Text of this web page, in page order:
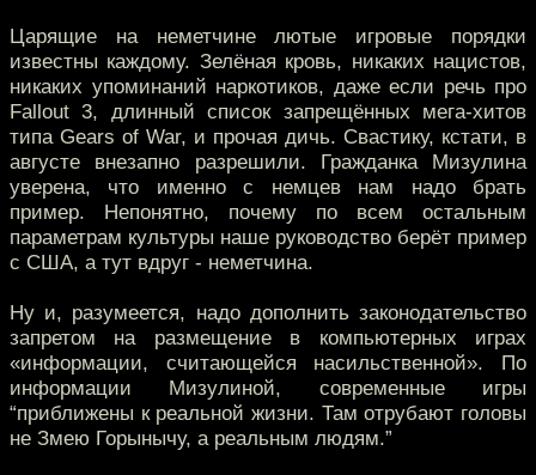
Царящие на неметчине лютые игровые порядки
известны каждому. Зелёная кровь, никаких нацистов,
никаких упоминаний наркотиков, даже если речь про
Fallout 3, длинный список запрещённых мега-хитов
типа Gears of War, и прочая дичь. Свастику, кстати, в
августе внезапно разрешили. Гражданка Мизулина
уверена, что именно с немцев нам надо брать
пример. Непонятно, почему по всем остальным
параметрам культуры наше руководство берёт пример
с США, а тут вдруг - неметчина.
Ну и, разумеется, надо дополнить законодательство
запретом на размещение в компьютерных играх
«информации, считающейся насильственной». По
информации Мизулиной, современные игры
“приближены к реальной жизни. Там отрубают головы
не Змею Горынычу, а реальным людям.”